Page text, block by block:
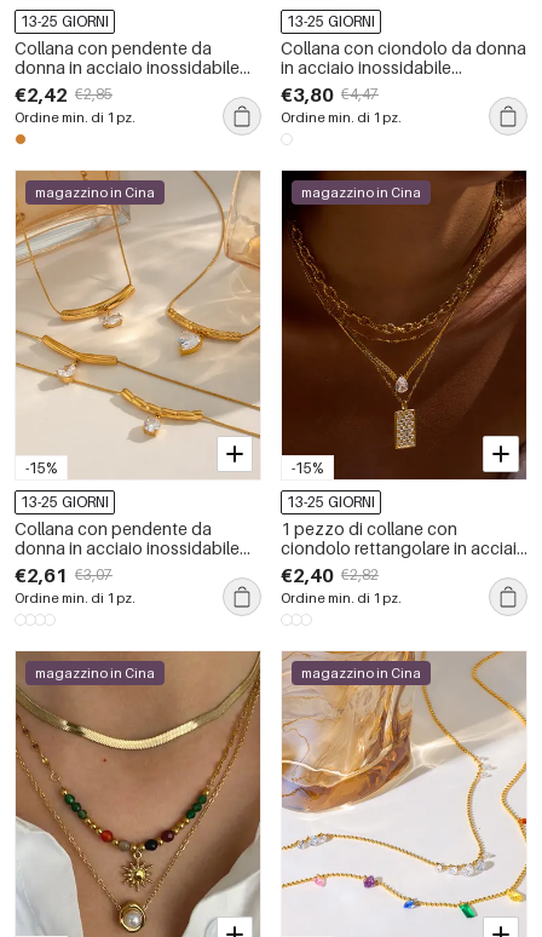
13-25 GIORNI
Collana con pendente da
donna in acciaio inossidabile
color oro, impermeabile, dalla
forma irregolare e con cristalli e
perle, stile retrò.
€2,42 €2,85
Ordine min. di 1 pz.
13-25 GIORNI
Collana con ciondolo da donna
in acciaio inossidabile
impermeabile color oro a forma
di sole in stile retrò, 1 pezzo
€3,80 €4,47
Ordine min. di 1 pz.
-15%
magazzino in Cina
13-25 GIORNI
Collana con pendente da
donna in acciaio inossidabile
color oro, impermeabile, dalla
forma geometrica e con zirconi.
€2,61 €3,07
Ordine min. di 1 pz.
-15%
magazzino in Cina
13-25 GIORNI
1 pezzo di collane con
ciondolo rettangolare in acciaio
inossidabile impermeabile color
oro da donna
€2,40 €2,82
Ordine min. di 1 pz.
magazzino in Cina magazzino in Cina